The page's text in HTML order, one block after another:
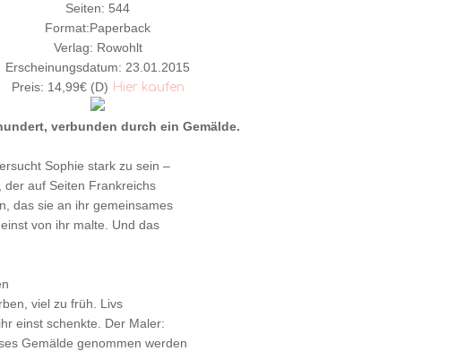
Seiten: 544
Format:Paperback
Verlag: Rowohlt
Erscheinungsdatum: 23.01.2015
Preis: 14,99€ (D) Hier kaufen
verbunden durch ein Gemälde.
Sophie stark zu sein –
auf Seiten Frankreichs
das sie an ihr gemeinsames
von ihr malte. Und das
viel zu früh. Livs
einst schenkte. Der Maler:
Gemälde genommen werden